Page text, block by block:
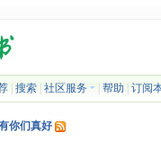
| 搜索| 社区服务 帮助 订阅
你们真好